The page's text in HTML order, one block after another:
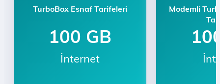
TurboBox Esnaf Tarifeleri
100 GB
İnternet
Modemli